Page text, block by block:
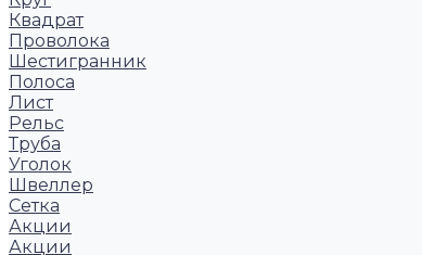
Квадрат
Проволока
Шестигранник
Полоса
Лист
Рельс
Труба
Уголок
Швеллер
Сетка
Акции
Акции